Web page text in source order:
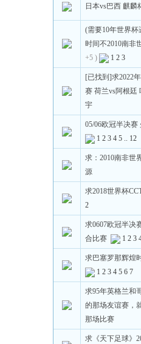
日本vs巴西 麒麟
(需要10年世界
时间不2010南非
+5 )
1 2 3
[已找到]求2022
赛 荷兰vs阿根廷
宇
05/06欧冠半决赛
1 2 3 4 5 .. 12
求：2010南非世
源
求2018世界杯
2
求0607欧冠半决
合比赛
1 2 3
求巴塞罗那辉煌
1 2 3 4 5 6 7
求95年英格兰和
的那场友谊赛，
那场比赛
求《天下足球》